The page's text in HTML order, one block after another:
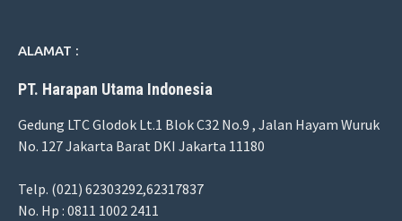
ALAMAT :
PT. Harapan Utama Indonesia
Gedung LTC Glodok Lt.1 Blok C32 No.9 , Jalan Hayam Wuruk
No. 127 Jakarta Barat DKI Jakarta 11180
Telp. (021) 62303292,62317837
No. Hp : 0811 1002 2411